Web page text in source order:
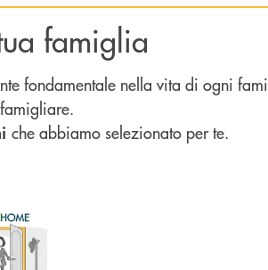
famiglia
fondamentale nella vita di ogni
che abbiamo selezionato per te.